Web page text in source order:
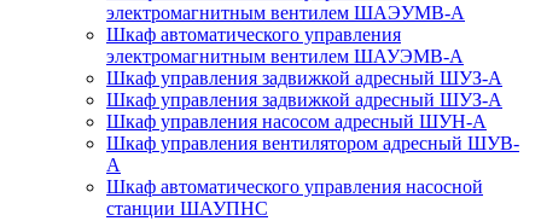
электромагнитным вентилем ШАЭУМВ-А
Шкаф автоматического управления
электромагнитным вентилем ШАУЭМВ-А
Шкаф управления задвижкой адресный ШУЗ-А
Шкаф управления задвижкой адресный ШУЗ-А
Шкаф управления насосом адресный ШУН-А
Шкаф управления вентилятором адресный ШУВ-
А
Шкаф автоматического управления насосной
станции ШАУПНС